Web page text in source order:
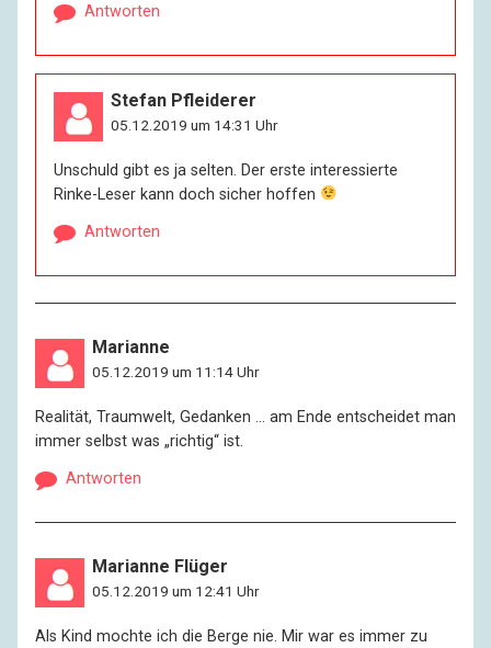
Antworten
Stefan Pfleiderer
05.12.2019 um 14:31 Uhr
Unschuld gibt es ja selten. Der erste interessierte
Rinke-Leser kann doch sicher hoffen
Antworten
Marianne
05.12.2019 um 11:14 Uhr
Realität, Traumwelt, Gedanken … am Ende entscheidet man
immer selbst was „richtig“ ist.
Antworten
Marianne Flüger
05.12.2019 um 12:41 Uhr
Als Kind mochte ich die Berge nie. Mir war es immer zu